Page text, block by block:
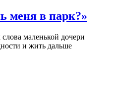
меня в парк?»
маленькой дочери
и жить дальше